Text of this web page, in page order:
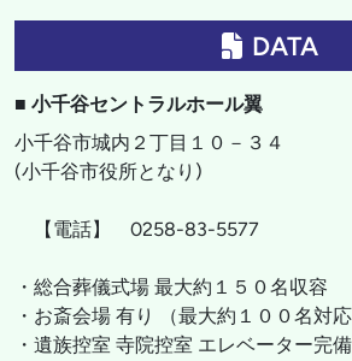
DATA
■ 小千谷セントラルホール翼
小千谷市城内２丁目１０－３４
(小千谷市役所となり)
【電話】 0258-83-5577
・総合葬儀式場 最大約１５０名収容
・お斎会場 有り （最大約１００名対応
・遺族控室 寺院控室 エレベーター完備